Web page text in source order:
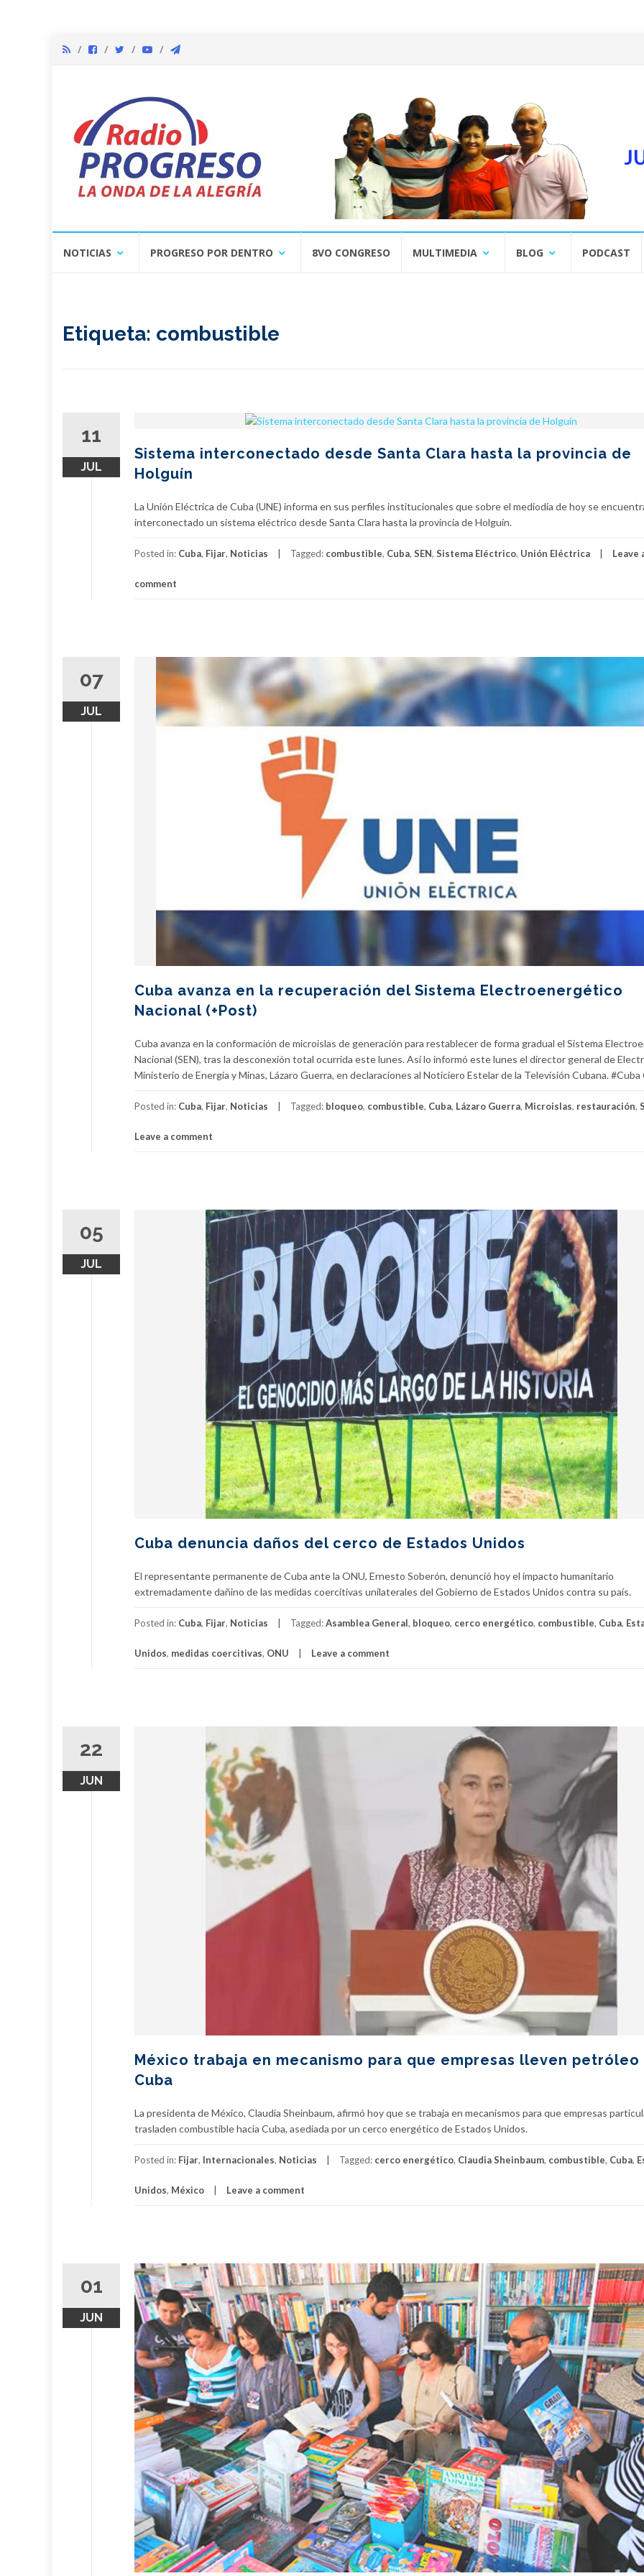
NOTICIAS PROGRESO POR DENTRO 8VO CONGRESO MULTIMEDIA BLOG PODCAST
Etiqueta: combustible
11
JUL
Sistema interconectado desde Santa Clara hasta la provincia de
Holguín
La Unión Eléctrica de Cuba (UNE) informa en sus perfiles institucionales que sobre el mediodía de hoy se
interconectado un sistema eléctrico desde Santa Clara hasta la provincia de Holguín.
Posted in: Cuba, Fijar, Noticias Tagged: combustible, Cuba, SEN, Sistema Eléctrico, Unión Eléctrica Leave
comment
07
JUL
Cuba avanza en la recuperación del Sistema Electroenergético
Nacional (+Post)
Cuba avanza en la conformación de microislas de generación para restablecer de forma gradual el Sistema
Nacional (SEN), tras la desconexión total ocurrida este lunes. Así lo informó este lunes el director general de
Ministerio de Energía y Minas, Lázaro Guerra, en declaraciones al Noticiero Estelar de la Televisión Cubana.
Posted in: Cuba, Fijar, Noticias Tagged: bloqueo, combustible, Cuba, Lázaro Guerra, Microislas, restauración,
Leave a comment
05
JUL
Cuba denuncia daños del cerco de Estados Unidos
El representante permanente de Cuba ante la ONU, Ernesto Soberón, denunció hoy el impacto humanitario
extremadamente dañino de las medidas coercitivas unilaterales del Gobierno de Estados Unidos contra su país.
Posted in: Cuba, Fijar, Noticias Tagged:Asamblea General, bloqueo, cerco energético, combustible, Cuba,
Unidos, medidas coercitivas, ONU Leave a comment
22
JUN
México trabaja en mecanismo para que empresas lleven petróleo
Cuba
La presidenta de México, Claudia Sheinbaum, afirmó hoy que se trabaja en mecanismos para que empresas
trasladen combustible hacia Cuba, asediada por un cerco energético de Estados Unidos.
Posted in: Fijar, Internacionales, Noticias Tagged: cerco energético, Claudia Sheinbaum, combustible, Cuba,
Unidos, México Leave a comment
01
JUN